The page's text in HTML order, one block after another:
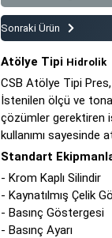
Sonraki Ürün
Atölye Tipi Hidrolik
CSB Atölye Tipi
İstenilen ölçü ve
çözümler gerektiren
kullanımı sayesinde
Standart
- Krom Kaplı Silindir
- Kaynatılmış Çelik
- Basınç Göstergesi
- Basınç Ayarı